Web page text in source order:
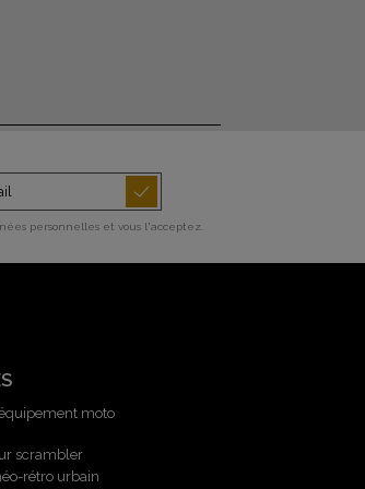
personnelles et vous l'acceptez.
moto
scrambler
rétro urbain